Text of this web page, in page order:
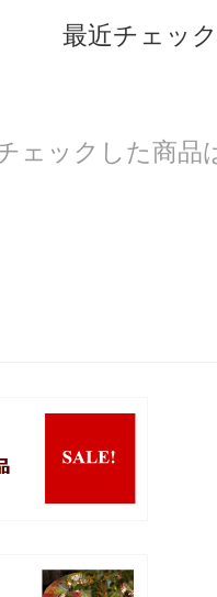
最近チェッ
ェックした商品